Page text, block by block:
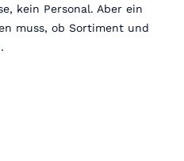
kein Personal. Aber ein
muss, ob Sortiment und